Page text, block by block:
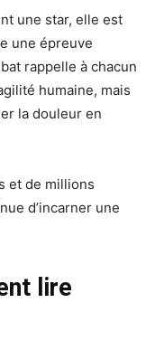
une star, elle est
une épreuve
rappelle à chacun
humaine, mais
la douleur en
et de millions
d’incarner une
lire